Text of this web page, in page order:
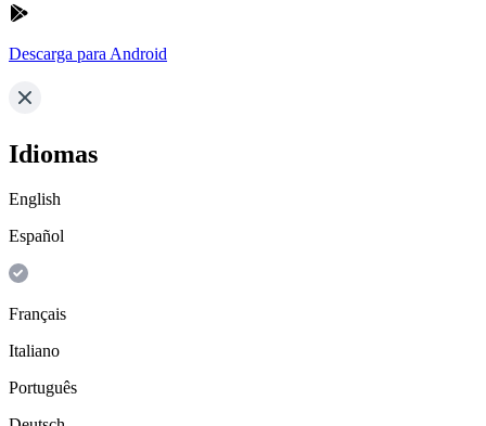
Descarga para Android
Idiomas
English
Español
Français
Italiano
Português